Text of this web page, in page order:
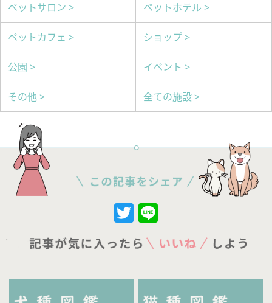
ペットサロン > ペットホテル >
ペットカフェ > ショップ >
公園 > イベント >
その他 > 全ての施設 >
Twitter